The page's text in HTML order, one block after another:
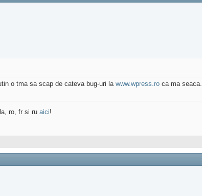
o tma sa scap de cateva bug-uri la www.wpress.ro ca ma seaca.
ro, fr si ru aici!